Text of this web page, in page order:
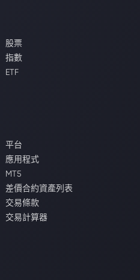
股票
指數
ETF
平台
應用程式
MT5
差價合約資產列表
交易條款
交易計算器